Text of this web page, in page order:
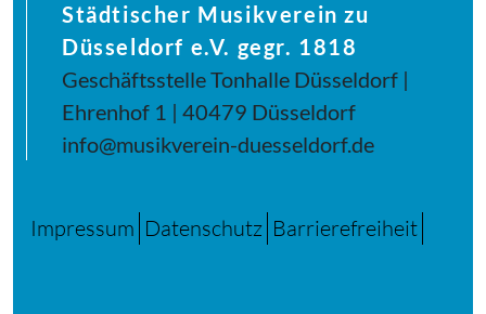
Städtischer Musikverein zu
Düsseldorf e.V. gegr. 1818
Geschäftsstelle Tonhalle Düsseldorf |
Ehrenhof 1 | 40479 Düsseldorf
info@musikverein-duesseldorf.de
Impressum Datenschutz Barrierefreiheit